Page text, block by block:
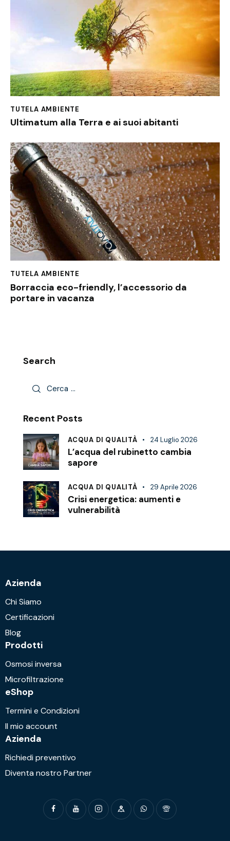
TUTELA AMBIENTE
Ultimatum alla Terra e ai suoi abitanti
TUTELA AMBIENTE
Borraccia eco-friendly, l’accessorio da
portare in vacanza
Search
Recent Posts
ACQUA DI QUALITÀ 24 Luglio 2026
L’acqua del rubinetto cambia
sapore
ACQUA DI QUALITÀ 29 Aprile 2026
Crisi energetica: aumenti e
vulnerabilità
Azienda
Chi Siamo
Certificazioni
Blog
Prodotti
Osmosi inversa
Microfiltrazione
eShop
Termini e Condizioni
Il mio account
Azienda
Richiedi preventivo
Diventa nostro Partner